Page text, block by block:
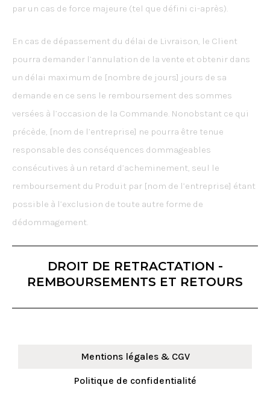
par un cas de force majeure (tel que défini ci-après).
En cas de dépassement du délai de Livraison, le Client
pourra demander l’annulation de la vente et obtenir dans
un délai maximum de [nombre de jours] jours de sa
demande en ce sens le remboursement des sommes
versées à l’occasion de la Commande. Nonobstant ce qui
précède, [nom de l’entreprise] ne pourra être tenue
responsable des conséquences dommageables
consécutives à un retard d’acheminement, seul le
remboursement du Produit par [nom de l’entreprise] étant
possible à l’exclusion de toute autre forme de
dédommagement.
DROIT DE RETRACTATION -
REMBOURSEMENTS ET RETOURS
Mentions légales & CGV
Politique de confidentialité